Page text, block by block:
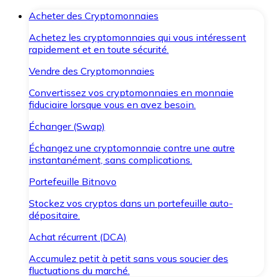
Acheter des Cryptomonnaies
Achetez les cryptomonnaies qui vous intéressent
rapidement et en toute sécurité.
Vendre des Cryptomonnaies
Convertissez vos cryptomonnaies en monnaie
fiduciaire lorsque vous en avez besoin.
Échanger (Swap)
Échangez une cryptomonnaie contre une autre
instantanément, sans complications.
Portefeuille Bitnovo
Stockez vos cryptos dans un portefeuille auto-
dépositaire.
Achat récurrent (DCA)
Accumulez petit à petit sans vous soucier des
fluctuations du marché.